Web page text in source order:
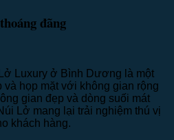
đãng
Luxury ở Bình Dương là một
họp mặt với không gian rộng
gian đẹp và dòng suối mát
Lở mang lại trải nghiệm thú vị
khách hàng.